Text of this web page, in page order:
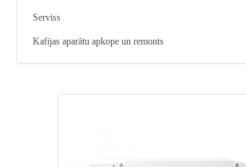
Serviss
Kafijas aparātu apkope un remonts